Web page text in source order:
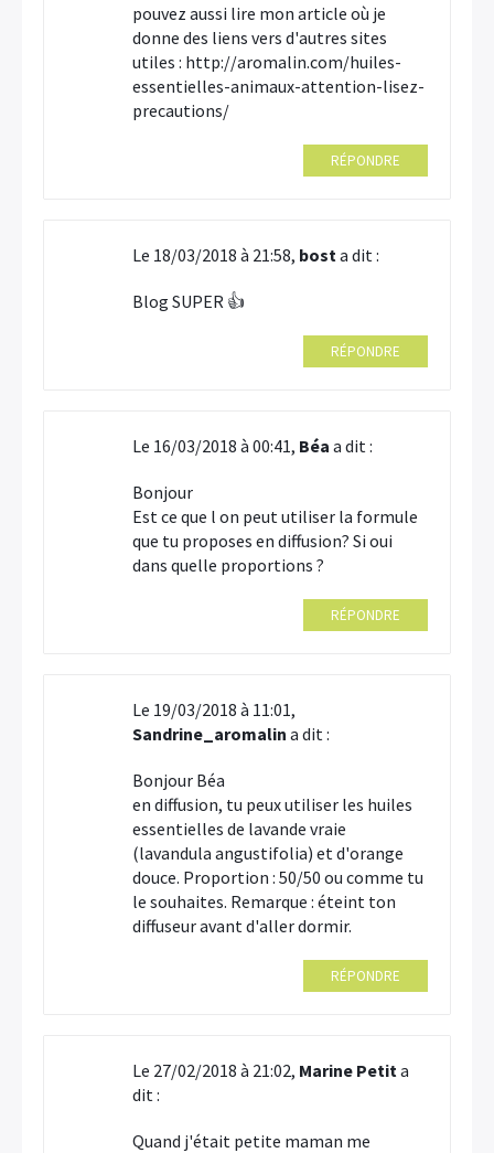
pouvez aussi lire mon article où je
donne des liens vers d'autres sites
utiles : http://aromalin.com/huiles-
essentielles-animaux-attention-lisez-
precautions/
RÉPONDRE
Le 18/03/2018 à 21:58, bosta dit :
Blog SUPER 👍
RÉPONDRE
Le 16/03/2018 à 00:41, Béa a dit :
Bonjour
Est ce que l on peut utiliser la formule
que tu proposes en diffusion? Si oui
dans quelle proportions ?
RÉPONDRE
Le 19/03/2018 à 11:01,
Sandrine_aromalin a dit :
Bonjour Béa
en diffusion, tu peux utiliser les huiles
essentielles de lavande vraie
(lavandula angustifolia) et d'orange
douce. Proportion : 50/50 ou comme tu
le souhaites. Remarque : éteint ton
diffuseur avant d'aller dormir.
RÉPONDRE
Le 27/02/2018 à 21:02, Marine Petita
dit :
Quand j'était petite maman me